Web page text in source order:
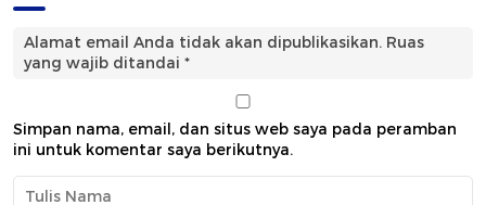
Alamat email Anda tidak akan dipublikasikan. Ruas
yang wajib ditandai *
Simpan nama, email, dan situs web saya pada peramban
ini untuk komentar saya berikutnya.